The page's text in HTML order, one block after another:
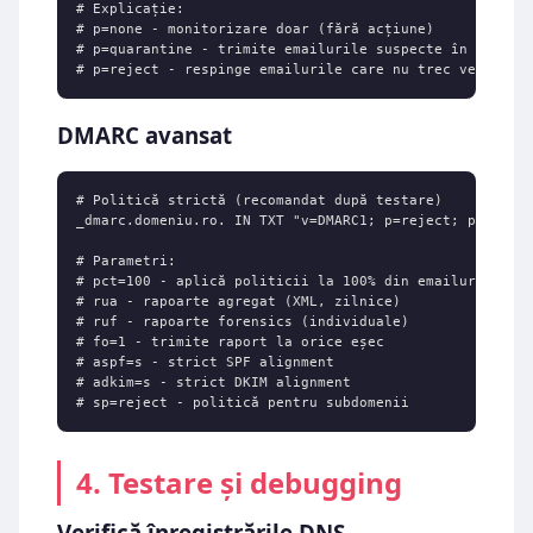
# Explicație:
# p=none - monitorizare doar (fără acțiune)
# p=quarantine - trimite emailurile suspecte în spam
# p=reject - respinge emailurile care nu trec
DMARC avansat
# Politică strictă (recomandat după testare)
_dmarc.domeniu.ro. IN TXT "v=DMARC1; p=reject;
# Parametri:
# pct=100 - aplică politicii la 100% din emailuri
# rua - rapoarte agregat (XML, zilnice)
# ruf - rapoarte forensics (individuale)
# fo=1 - trimite raport la orice eșec
# aspf=s - strict SPF alignment
# adkim=s - strict DKIM alignment
# sp=reject - politică pentru subdomenii
4. Testare și debugging